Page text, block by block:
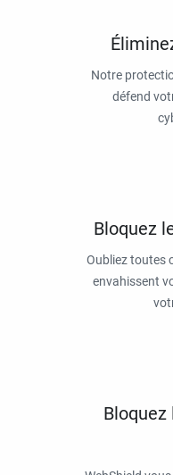
Notre
défend
Bloquez
Oubliez toutes
envahissent
Bloquez